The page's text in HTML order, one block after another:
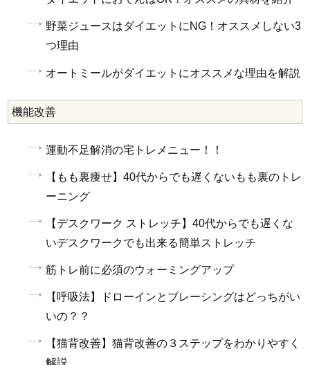
野菜ジュースはダイエットにNG！オススメしない3
つ理由
オートミールがダイエットにオススメな理由を解説
機能改善
運動不足解消の宅トレメニュー！！
【もも裏痩せ】40代からでも遅くないもも裏のトレ
ーニング
【デスクワーク ストレッチ】40代からでも遅くな
いデスクワークでも出来る簡単ストレッチ
筋トレ前に必須のウォーミングアップ
【呼吸法】ドローインとブレーシングはどっちがい
いの？？
【猫背改善】猫背改善の３ステップをわかりやすく